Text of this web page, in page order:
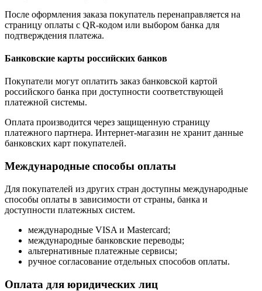
После оформления заказа покупатель перенаправляется на
страницу оплаты с QR-кодом или выбором банка для
подтверждения платежа.
Банковские карты российских банков
Покупатели могут оплатить заказ банковской картой
российского банка при доступности соответствующей
платежной системы.
Оплата производится через защищенную страницу
платежного партнера. Интернет-магазин не хранит данные
банковских карт покупателей.
Международные способы оплаты
Для покупателей из других стран доступны международные
способы оплаты в зависимости от страны, банка и
доступности платежных систем.
международные VISA и Mastercard;
международные банковские переводы;
альтернативные платежные сервисы;
ручное согласование отдельных способов оплаты.
Оплата для юридических лиц